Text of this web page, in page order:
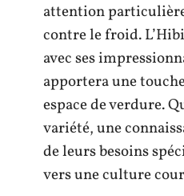
attention
contre le froid.
avec ses
apportera une
espace de verdure.
variété, une
de leurs besoins
vers une culture